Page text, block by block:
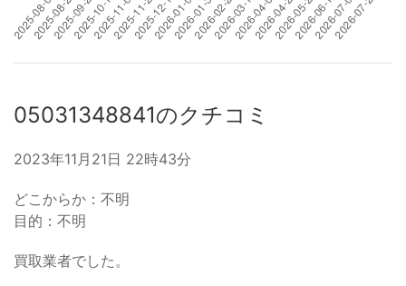
05031348841のクチコミ
2023年11月21日 22時43分
どこからか：不明
目的：不明
買取業者でした。